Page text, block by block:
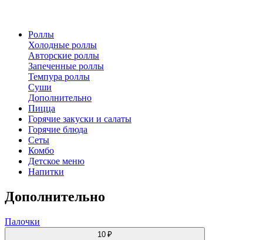
Роллы
Холодные роллы
Авторские роллы
Запеченные роллы
Темпура роллы
Суши
Дополнительно
Пицца
Горячие закуски и салаты
Горячие блюда
Сеты
Комбо
Детское меню
Напитки
Дополнительно
Палочки
10 ₽